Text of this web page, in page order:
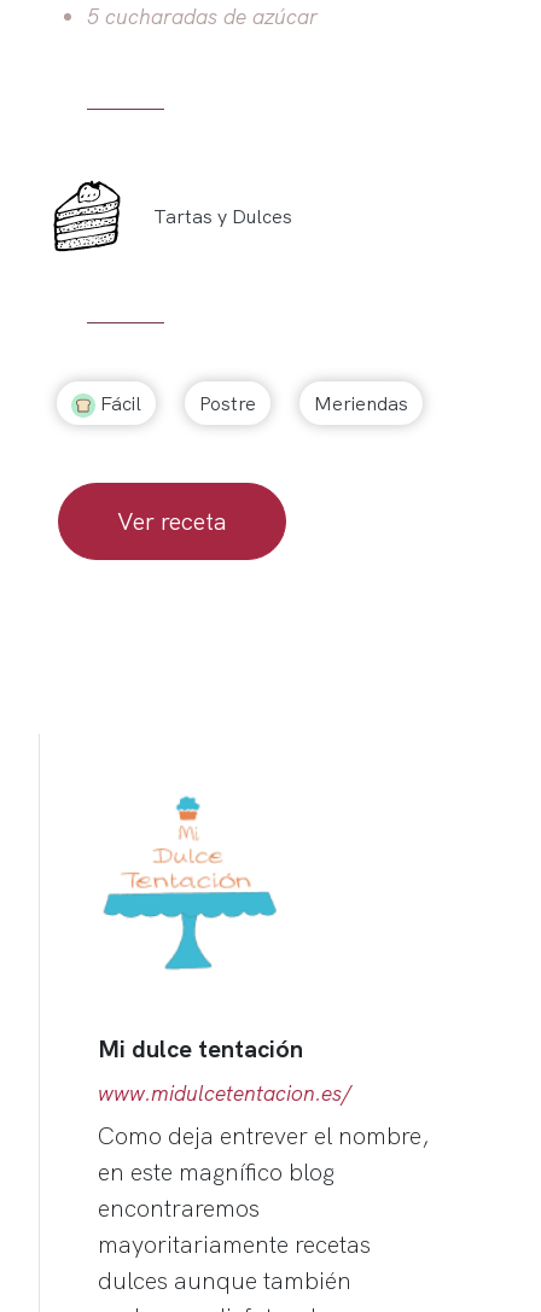
5 cucharadas de azúcar
Tartas y Dulces
Fácil Postre Meriendas
Ver receta
Mi dulce tentación
www.midulcetentacion.es/
Como deja entrever el nombre,
en este magnífico blog
encontraremos
mayoritariamente recetas
dulces aunque también